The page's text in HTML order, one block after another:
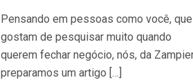
Pensando em pessoas como você, que
gostam de pesquisar muito quando
querem fechar negócio, nós, da
preparamos um artigo […]